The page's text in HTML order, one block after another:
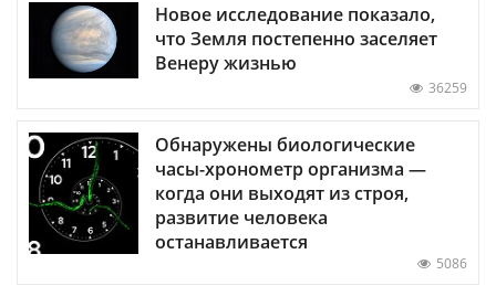
Новое исследование показало,
что Земля постепенно заселяет
Венеру жизнью
36259
Обнаружены биологические
часы-хронометр организма —
когда они выходят из строя,
развитие человека
останавливается
5086